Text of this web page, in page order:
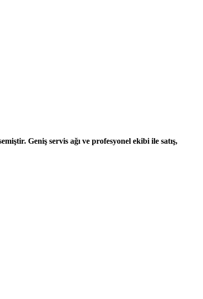
Geniş servis ağı ve profesyonel ekibi ile satış,